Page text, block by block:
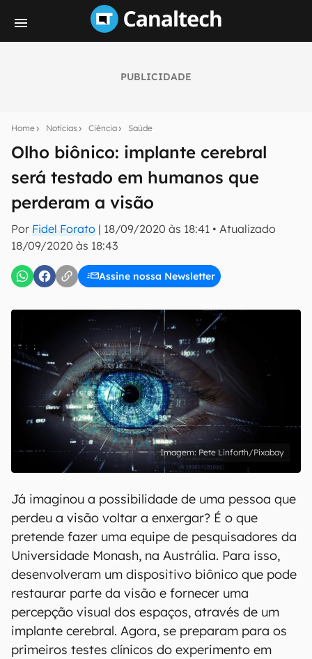
PUBLICIDADE
Home Notícias Ciência Saúde
Olho biônico: implante cerebral
será testado em humanos que
perderam a visão
Por Fidel Forato | 18/09/2020 às 18:41 • Atualizado
18/09/2020 às 18:43
Assine nossa Newsletter
notícias e reviews sobre tecnologia em primeira
mão.
E-mail
inscreva-se
Confirmo que li, aceito e concordo com os Termos de
Uso e Política de Privacidade do Canaltech.
Pete Linforth/Pixabay
Já imaginou a possibilidade de uma pessoa que
perdeu a visão voltar a enxergar? É o que
pretende fazer uma equipe de pesquisadores da
Universidade Monash, na Austrália. Para isso,
desenvolveram um dispositivo biônico que pode
restaurar parte da visão e fornecer uma
percepção visual dos espaços, através de um
implante cerebral. Agora, se preparam para os
primeiros testes clínicos do experimento em